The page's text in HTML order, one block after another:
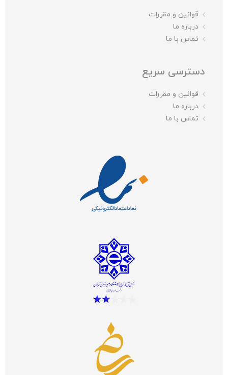
قوانین و مقررات
درباره ما
تماس با ما
دسترسی سریع
قوانین و مقررات
درباره ما
تماس با ما